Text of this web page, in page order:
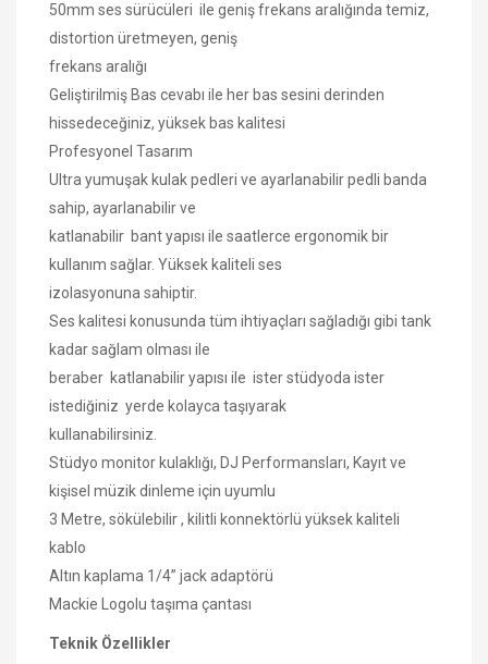
50mm ses sürücüleri ile geniş frekans aralığında temiz,
distortion üretmeyen, geniş
frekans aralığı
Geliştirilmiş Bas cevabı ile her bas sesini derinden
hissedeceğiniz, yüksek bas kalitesi
Profesyonel Tasarım
Ultra yumuşak kulak pedleri ve ayarlanabilir pedli banda
sahip, ayarlanabilir ve
katlanabilir bant yapısı ile saatlerce ergonomik bir
kullanım sağlar. Yüksek kaliteli ses
izolasyonuna sahiptir.
Ses kalitesi konusunda tüm ihtiyaçları sağladığı gibi tank
kadar sağlam olması ile
beraber katlanabilir yapısı ile ister stüdyoda ister
istediğiniz yerde kolayca taşıyarak
kullanabilirsiniz.
Stüdyo monitor kulaklığı, DJ Performansları, Kayıt ve
kişisel müzik dinleme için uyumlu
3 Metre, sökülebilir , kilitli konnektörlü yüksek kaliteli
kablo
Altın kaplama 1/4” jack adaptörü
Mackie Logolu taşıma çantası
Teknik Özellikler